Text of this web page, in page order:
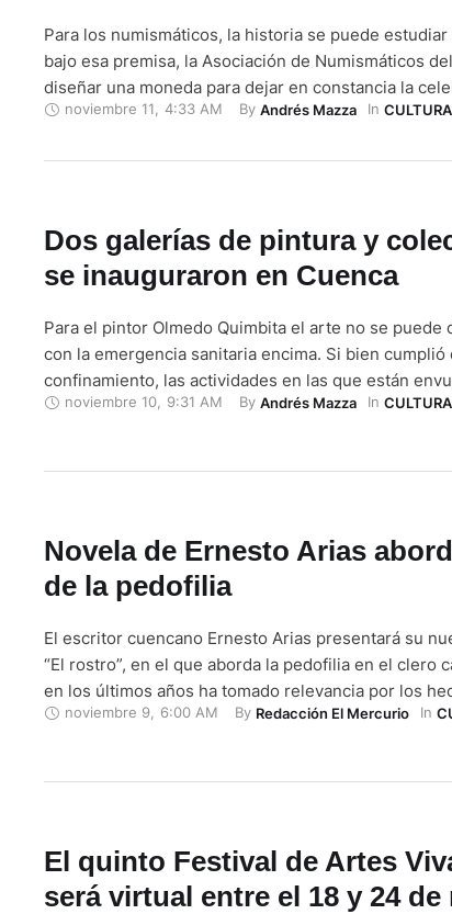
Para los numismáticos, la historia se puede estudiar
bajo esa premisa, la Asociación de Numismáticos
diseñar una moneda para dejar en constancia la
años de independencia de Cuenca. La idea de los
noviembre 11 4:33 AM By Andrés Mazza In CULTURA
Dos galerías de pintura y
se inauguraron en Cuenca
Para el pintor Olmedo Quimbita el arte no se puede
con la emergencia sanitaria encima. Si bien cumplió
confinamiento, las actividades en las que están
expresiones artísticas deben continuar de alguna
noviembre 10, 9:31 AM By Andrés Mazza In CULTURA
Novela de Ernesto Arias
de la pedofilia
El escritor cuencano Ernesto Arias presentará su
“El rostro”, en el que aborda la pedofilia en el clero
en los últimos años ha tomado relevancia por los
Ecuador y Latinoamérica. En primera instancia, la
noviembre 9, 6:00 AM By Redacción El Mercurio In
El quinto Festival de Artes
será virtual entre el 18 y 24